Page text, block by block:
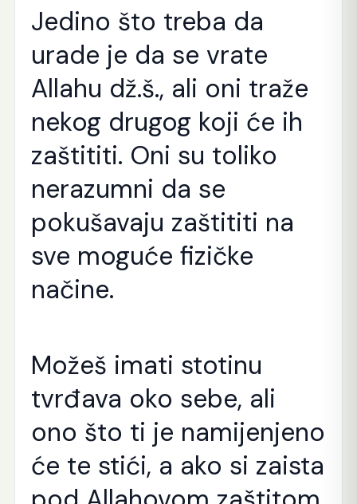
Jedino što treba da
urade je da se vrate
Allahu dž.š., ali oni traže
nekog drugog koji će ih
zaštititi. Oni su toliko
nerazumni da se
pokušavaju zaštititi na
sve moguće fizičke
načine.
Možeš imati stotinu
tvrđava oko sebe, ali
ono što ti je namijenjeno
će te stići, a ako si zaista